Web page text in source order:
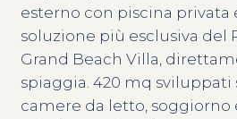
esterno con piscina privata
soluzione più esclusiva del
Grand Beach Villa,
spiaggia. 420 mq sviluppati
camere da letto, soggiorno